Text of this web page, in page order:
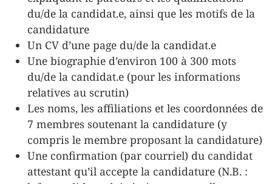
du/de la candidat.e, ainsi que les motifs de la
candidature
Un CV d’une page du/de la candidat.e
Une biographie d’environ 100 à 300 mots
du/de la candidat.e (pour les informations
relatives au scrutin)
Les noms, les affiliations et les coordonnées de
7 membres soutenant la candidature (y
compris le membre proposant la candidature)
Une confirmation (par courriel) du candidat
attestant qu’il accepte la candidature (N.B. :